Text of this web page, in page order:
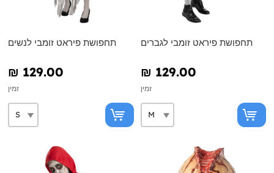
תחפושת פיראט זומבי לנשים
₪‎ 129.00
זמין
תחפושת פיראט זומבי לגברים
₪‎ 129.00
זמין